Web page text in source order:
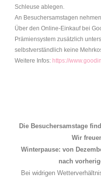
Schleuse ablegen.
An Besuchersamstagen
Über den Online-Einkauf bei
Prämiensystem zusätzlich
selbstverständlich keine
Weitere Infos: https://
Die Besuchersamstage
Wir
Winterpause: von
nach
Bei widrigen